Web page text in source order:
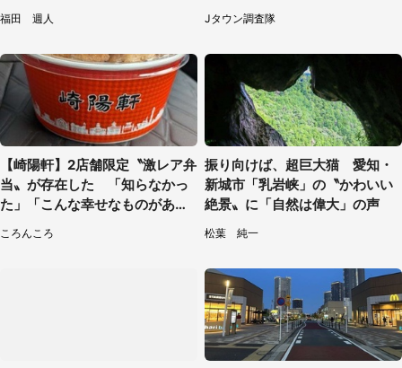
て食べてみた
福田 週人 Jタウン調査隊
【崎陽軒】2店舗限定〝激レア弁
当〟が存在した 「知らなかっ
た」「こんな幸せなものがあっ
ころんころ
振り向けば、超巨大猫 愛知・
新城市「乳岩峡」の〝かわいい
絶景〟に「自然は偉大」の声
松葉 純一